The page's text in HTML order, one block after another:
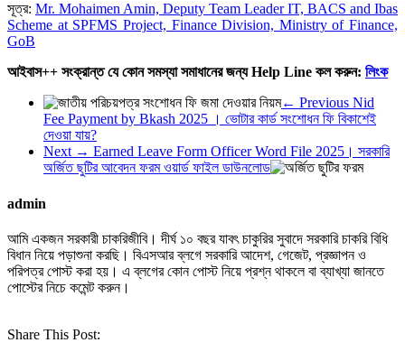
সূত্র: Mr. Mohaimen Amin, Deputy Team Leader IT, BACS and Ibas
Scheme at SPFMS Project, Finance Division, Ministry of Finance,
GoB
আইবাস++ সংক্রান্ত যে কোন সমস্যা সমাধানের জন্য Help Line কল করুন: লিংক
← Previous Nid
Fee Payment by Bkash 2025 । ভোটার কার্ড সংশোধন ফি বিকাশেই
দেওয়া যায়?
Next → Earned Leave Form Officer Word File 2025। সরকারি
অর্জিত ছুটির আবেদন ফরম ওয়ার্ড ফাইল ডাউনলোড
admin
আমি একজন সরকারী চাকরিজীবি। দীর্ঘ ১০ বছর যাবৎ চাকুরির সুবাদে সরকারি চাকরি বিধি
বিধান নিয়ে পড়াশুনা করছি। বিএসআর ব্লগে সরকারি আদেশ, গেজেট, প্রজ্ঞাপন ও
পরিপত্র পোস্ট করা হয়। এ ব্লগের কোন পোস্ট নিয়ে প্রশ্ন থাকলে বা ব্যাখ্যা জানতে
পোস্টের নিচে কমেন্ট করুন।
Share This Post: